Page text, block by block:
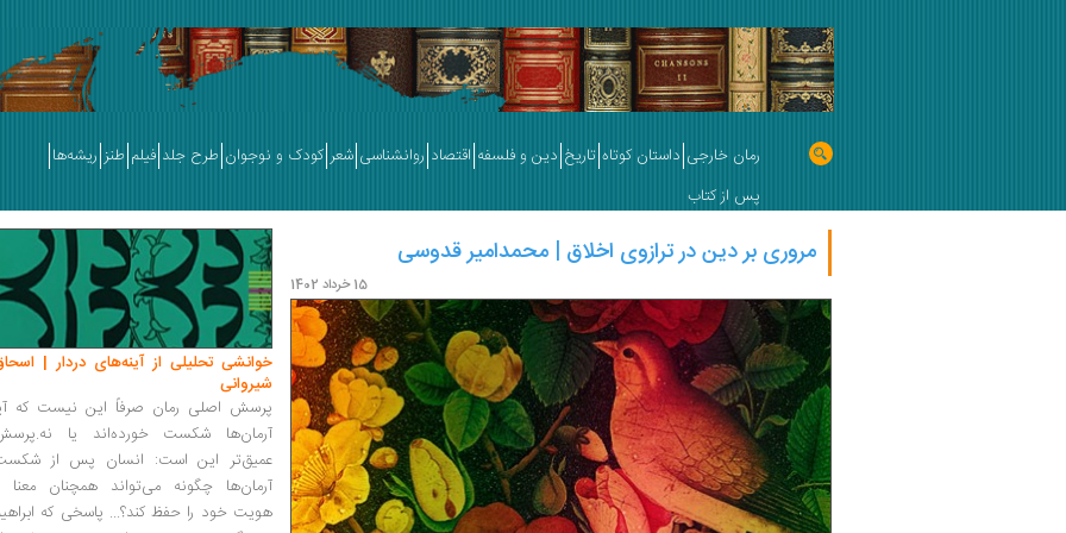
رمان خارجی داستان کوتاه تاریخ دین و فلسفه اقتصاد روانشناسی شعر کودک و نوجوان طرح جلد فیلم طنز ریشه‌ها
پس از کتاب
مروری بر دین در ترازوی اخلاق | محمدامیر قدوسی
15 خرداد 1402
خوانشی تحلیلی از آینه‌های دردار |
شیروانی
پرسش اصلی رمان صرفاً این نیست که
آرمان‌ها شکست خورده‌اند یا
عمیق‌تر این است: انسان پس از
آرمان‌ها چگونه می‌تواند همچنان معنا
هویت خود را حفظ کند؟... پاسخی که